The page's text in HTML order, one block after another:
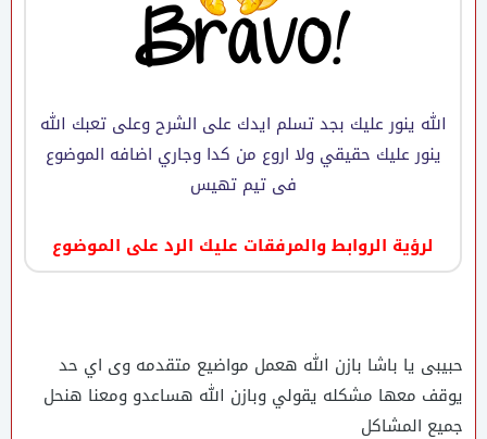
الله ينور عليك بجد تسلم ايدك على الشرح وعلى تعبك الله
ينور عليك حقيقي ولا اروع من كدا وجاري اضافه الموضوع
فى تيم تهيس
لرؤية الروابط والمرفقات عليك الرد على الموضوع
حبيبى يا باشا بازن الله هعمل مواضيع متقدمه وى اي حد
يوقف معها مشكله يقولي وبازن الله هساعدو ومعنا هنحل
جميع المشاكل